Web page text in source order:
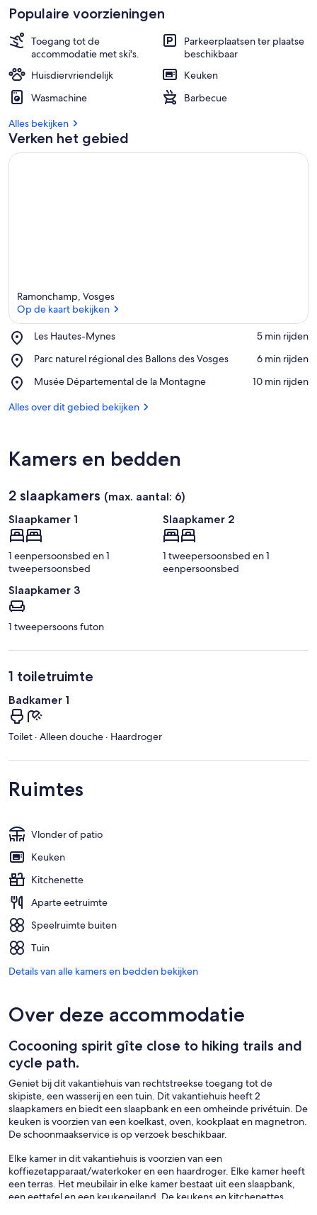
Populaire voorzieningen
Toegang tot de
accommodatie met ski's.
Parkeerplaatsen ter plaatse
beschikbaar
Huisdiervriendelijk
Keuken
Wasmachine
Barbecue
Alles bekijken
Verken het gebied
Ramonchamp, Vosges
Op de kaart bekijken
Les Hautes-Mynes
Place,
Hautes-
‪5 min rijden‬
Parc naturel régional des Ballons des Vosges
Place,
naturel
des
‪6 min rijden‬
Musée Départemental de la Montagne
Place,
Départemental
‪10 min rijden‬
Alles over dit gebied bekijken
Kamers en bedden
2 slaapkamers (max. aantal: 6)
Slaapkamer 1
1 eenpersoonsbed en 1
tweepersoonsbed
Slaapkamer 2
1 tweepersoonsbed en 1
eenpersoonsbed
Slaapkamer 3
1 tweepersoons futon
1 toiletruimte
Badkamer 1
Toilet · Alleen douche · Haardroger
Ruimtes
Vlonder of patio
Keuken
Kitchenette
Aparte eetruimte
Speelruimte buiten
Tuin
Details van alle kamers en bedden bekijken
Over deze accommodatie
Cocooning spirit gîte close to hiking trails and
cycle path.
Geniet bij dit vakantiehuis van rechtstreekse toegang tot de
skipiste, een wasserij en een tuin. Dit vakantiehuis heeft 2
slaapkamers en biedt een slaapbank en een omheinde privétuin. De
keuken is voorzien van een koelkast, oven, kookplaat en magnetron.
De schoonmaakservice is op verzoek beschikbaar.
Elke kamer in dit vakantiehuis is voorzien van een
koffiezetapparaat/waterkoker en een haardroger. Elke kamer heeft
een terras. Het meubilair in elke kamer bestaat uit een slaapbank,
een eettafel en een keukeneiland. De keukens en kitchenettes